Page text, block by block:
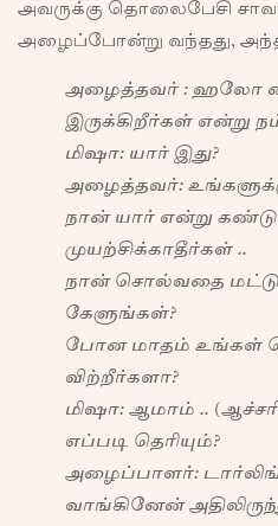
அவருக்கு தொலைபேசி
அழைப்போன்று வந்தது,
அழைத்தவர் : ஹலோ
இருக்கிறீர்கள் என்று
மிஷா: யார் இது?
அழைத்தவர்:
நான் யார் என்று
முயற்சிக்காதீர்கள் ..
நான் சொல்வதை
கேளுங்கள்?
போன மாதம் உங்கள்
விற்றீர்களா?
மிஷா: ஆமாம் ..
எப்படி தெரியும்?
அழைப்பாளர்:
வாங்கினேன்